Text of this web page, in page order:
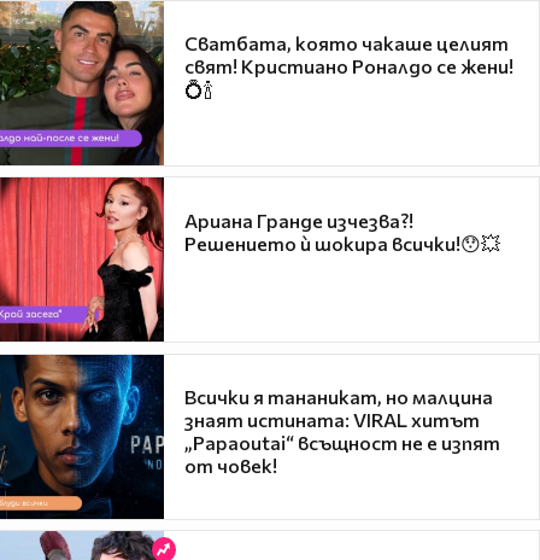
Сватбата, която чакаше целият
свят! Кристиано Роналдо се жени!
💍🍾
Ариана Гранде изчезва?!
Решението ѝ шокира всички!😯💥
Всички я тананикат, но малцина
знаят истината: VIRAL хитът
„Papaoutai“ всъщност не е изпят
от човек!